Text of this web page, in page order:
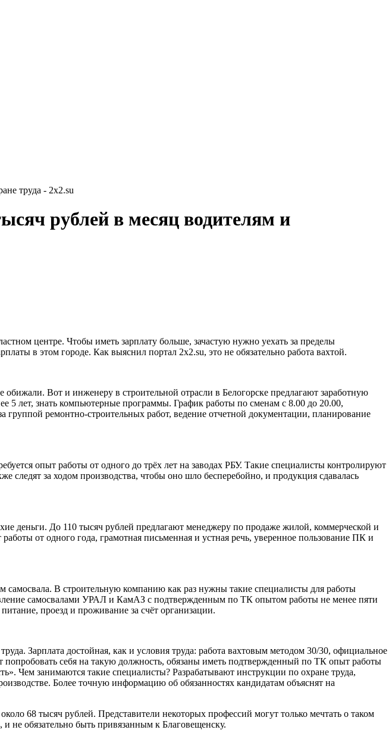
труда - 2x2.su
рублей в месяц водителям и
центре. Чтобы иметь зарплату больше, зачастую нужно уехать за пределы
в этом городе. Как выяснил портал 2х2.su, это не обязательно работа вахтой.
Вот и инженеру в строительной отрасли в Белогорске предлагают заработную
5 лет, знать компьютерные программы. График работы по сменам с 8.00 до 20.00,
группой ремонтно-строительных работ, ведение отчетной документации, планирование
опыт работы от одного до трёх лет на заводах РБУ. Такие специалисты контролируют
следят за ходом производства, чтобы оно шло бесперебойно, и продукция сдавалась
деньги. До 110 тысяч рублей предлагают менеджеру по продаже жилой, коммерческой и
от одного года, грамотная письменная и устная речь, уверенное пользование ПК и
самосвала. В строительную компанию как раз нужны такие специалисты для работы
самосвалами УРАЛ и КамАЗ с подтвержденным по ТК опытом работы не менее пяти
проезд и проживание за счёт организации.
Зарплата достойная, как и условия труда: работа вахтовым методом 30/30, официальное
себя на такую должность, обязаны иметь подтвержденный по ТК опыт работы
Чем занимаются такие специалисты? Разрабатывают инструкции по охране труда,
Более точную информацию об обязанностях кандидатам объяснят на
68 тысяч рублей. Представители некоторых профессий могут только мечтать о таком
не обязательно быть привязанным к Благовещенску.